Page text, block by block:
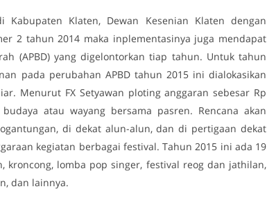
Klaten, Dewan Kesenian Klaten dengan
2 tahun 2014 maka inplementasinya juga mendapat
(APBD) yang digelontorkan tiap tahun. Untuk tahun
pada perubahan APBD tahun 2015 ini dialokasikan
Menurut FX Setyawan ploting anggaran sebesar Rp
atau wayang bersama pasren. Rencana akan
di dekat alun-alun, dan di pertigaan dekat
kegiatan berbagai festival. Tahun 2015 ini ada 19
lomba pop singer, festival reog dan jathilan,
dan lainnya.